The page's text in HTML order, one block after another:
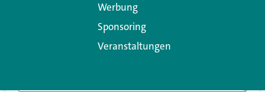
Werbung
Sponsoring
Veranstaltungen